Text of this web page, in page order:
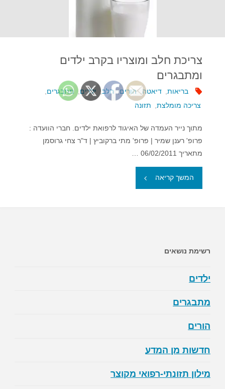
צריכת חלב ומוצריו בקרב ילדים
ומתבגרים
בריאות, דיאטה,הורים, חלב, ילדים, מתבגרים,
צריכה מומלצת, תזונה
מתוך נייר העמדה של האיגוד לרפואת ילדים. חברי הוועדה :
פרופ' רענן שמיר | פרופ' מתי ברקוביץ | ד"ר צחי גרוסמן
מתאריך 06/02/2011 …
המשך קריאה "צריכת
רשימת נושאים
ילדים
מתבגרים
הורים
חדשות מן המדע
מילון תזונתי-רפואי מקוצר